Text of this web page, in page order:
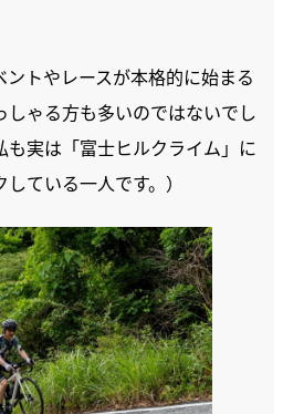
トやレースが本格的に始まる
ゃる方も多いのではないでし
も実は「富士ヒルクライム」に
ている一人です。）